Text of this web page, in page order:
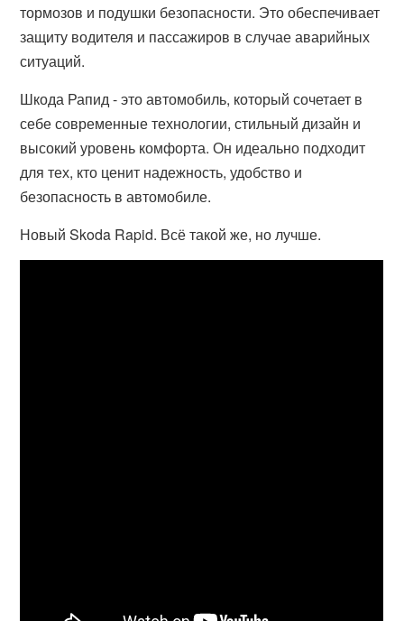
тормозов и подушки безопасности. Это обеспечивает
защиту водителя и пассажиров в случае аварийных
ситуаций.
Шкода Рапид - это автомобиль, который сочетает в
себе современные технологии, стильный дизайн и
высокий уровень комфорта. Он идеально подходит
для тех, кто ценит надежность, удобство и
безопасность в автомобиле.
Новый Skoda Rapid. Всё такой же, но лучше.